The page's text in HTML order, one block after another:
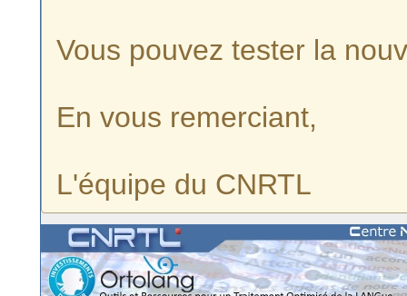
Vous pouvez tester la
En vous remerciant,
L'équipe du CNRTL